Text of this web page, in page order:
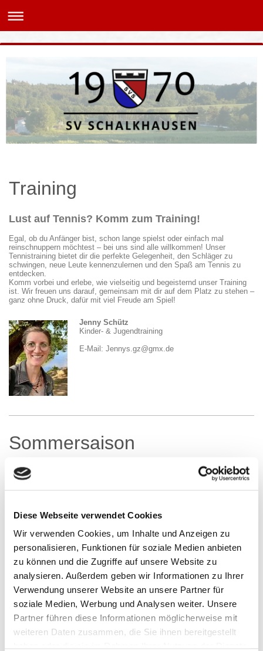
Diese Webseite verwendet Cookies
Wir verwenden Cookies, um Inhalte und Anzeigen zu
personalisieren, Funktionen für soziale Medien anbieten
zu können und die Zugriffe auf unsere Website zu
analysieren. Außerdem geben wir Informationen zu Ihrer
Verwendung unserer Website an unsere Partner für
soziale Medien, Werbung und Analysen weiter. Unsere
Partner führen diese Informationen möglicherweise mit
weiteren Daten zusammen, die Sie ihnen bereitgestellt
Training
Lust auf Tennis? Komm zum Training!
Egal, ob du Anfänger bist, schon lange spielst oder einfach mal
reinschnuppern möchtest – bei uns sind alle willkommen! Unser
Tennistraining bietet dir die perfekte Gelegenheit, den Schläger zu
schwingen, neue Leute kennenzulernen und den Spaß am Tennis zu
entdecken.
Komm vorbei und erlebe, wie vielseitig und begeisternd unser Training
ist. Wir freuen uns darauf, gemeinsam mit dir auf dem Platz zu stehen –
ganz ohne Druck, dafür mit viel Freude am Spiel!
Jenny Schütz
Kinder- & Jugendtraining
E-Mail: Jennys.gz@gmx.de
Sommersaison
Damen
Marlene West
Herren
Jeden Donnerstag von 17:00 - 19:00 Uhr
Erstes Training 17.04.2025
Ansprechpartner:
Jürgen Reichert
Im Anschluss gemütliche Brotzeit in geselliger Runde im